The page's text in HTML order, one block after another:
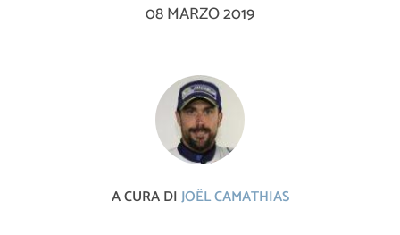
08 MARZO 2019
A CURA DIJOËL CAMATHIAS